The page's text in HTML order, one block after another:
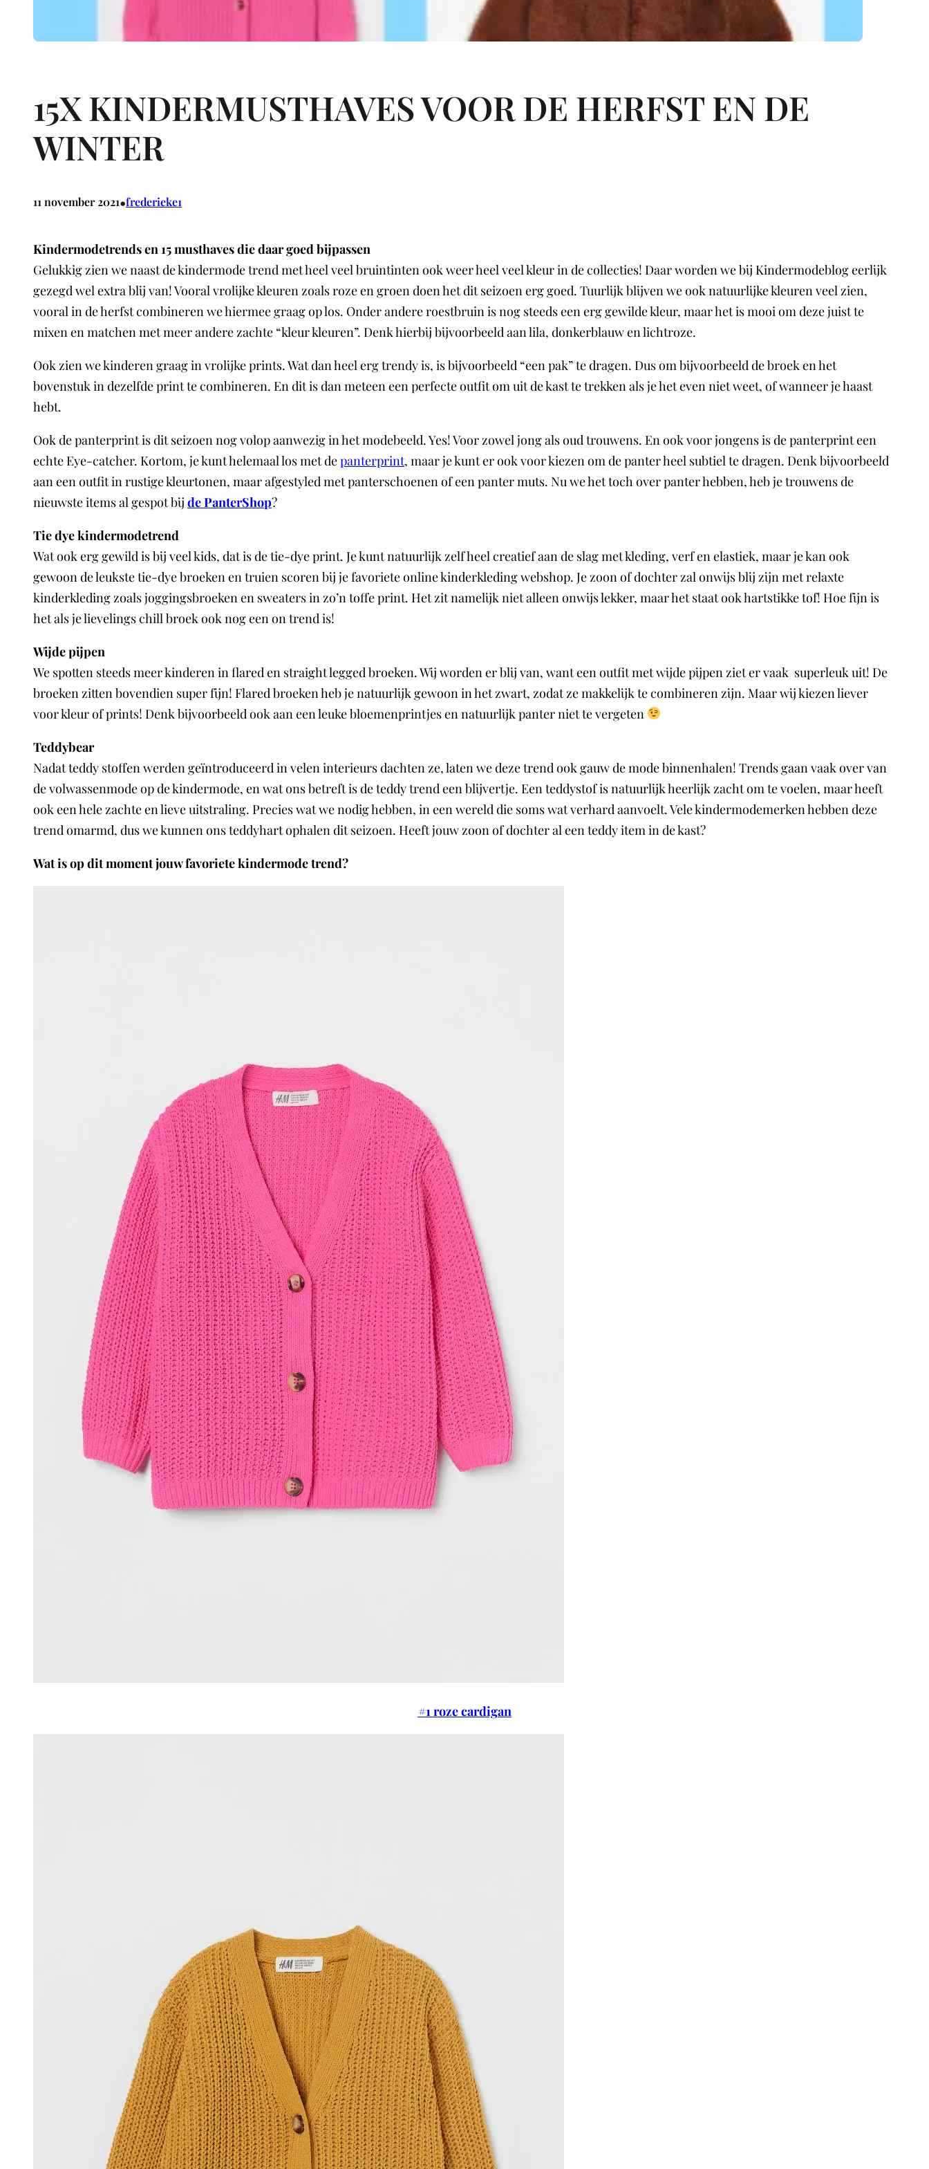
15X KINDERMUSTHAVES VOOR DE HERFST EN DE
WINTER
11 november 2021•frederieke1
Kindermodetrends en 15 musthaves die daar goed bijpassen
Gelukkig zien we naast de kindermode trend met heel veel bruintinten ook weer heel veel kleur in de collecties! Daar worden we bij Kindermodeblog eerlijk
gezegd wel extra blij van! Vooral vrolijke kleuren zoals roze en groen doen het dit seizoen erg goed. Tuurlijk blijven we ook natuurlijke kleuren veel zien,
vooral in de herfst combineren we hiermee graag op los. Onder andere roestbruin is nog steeds een erg gewilde kleur, maar het is mooi om deze juist te
mixen en matchen met meer andere zachte “kleur kleuren”. Denk hierbij bijvoorbeeld aan lila, donkerblauw en lichtroze.
Ook zien we kinderen graag in vrolijke prints. Wat dan heel erg trendy is, is bijvoorbeeld “een pak” te dragen. Dus om bijvoorbeeld de broek en het
bovenstuk in dezelfde print te combineren. En dit is dan meteen een perfecte outfit om uit de kast te trekken als je het even niet weet, of wanneer je haast
hebt.
Ook de panterprint is dit seizoen nog volop aanwezig in het modebeeld. Yes! Voor zowel jong als oud trouwens. En ook voor jongens is de panterprint een
echte Eye-catcher. Kortom, je kunt helemaal los met depanterprint, maar je kunt er ook voor kiezen om de panter heel subtiel te dragen. Denk bijvoorbeeld
aan een outfit in rustige kleurtonen, maar afgestyled met panterschoenen of een panter muts. Nu we het toch over panter hebben, heb je trouwens de
nieuwste items al gespot bij de PanterShop?
Tie dye kindermodetrend
Wat ook erg gewild is bij veel kids, dat is de tie-dye print. Je kunt natuurlijk zelf heel creatief aan de slag met kleding, verf en elastiek, maar je kan ook
gewoon de leukste tie-dye broeken en truien scoren bij je favoriete online kinderkleding webshop. Je zoon of dochter zal onwijs blij zijn met relaxte
kinderkleding zoals joggingsbroeken en sweaters in zo’n toffe print. Het zit namelijk niet alleen onwijs lekker, maar het staat ook hartstikke tof! Hoe fijn is
het als je lievelings chill broek ook nog een on trend is!
Wijde pijpen
We spotten steeds meer kinderen in flared en straight legged broeken. Wij worden er blij van, want een outfit met wijde pijpen ziet er vaak superleuk uit! De
broeken zitten bovendien super fijn! Flared broeken heb je natuurlijk gewoon in het zwart, zodat ze makkelijk te combineren zijn. Maar wij kiezen liever
voor kleur of prints! Denk bijvoorbeeld ook aan een leuke bloemenprintjes en natuurlijk panter niet te vergeten
Teddybear
Nadat teddy stoffen werden geïntroduceerd in velen interieurs dachten ze, laten we deze trend ook gauw de mode binnenhalen! Trends gaan vaak over van
de volwassenmode op de kindermode, en wat ons betreft is de teddy trend een blijvertje. Een teddystof is natuurlijk heerlijk zacht om te voelen, maar heeft
ook een hele zachte en lieve uitstraling. Precies wat we nodig hebben, in een wereld die soms wat verhard aanvoelt. Vele kindermodemerken hebben deze
trend omarmd, dus we kunnen ons teddyhart ophalen dit seizoen. Heeft jouw zoon of dochter al een teddy item in de kast?
Wat is op dit moment jouw favoriete kindermode trend?
#1 roze cardigan